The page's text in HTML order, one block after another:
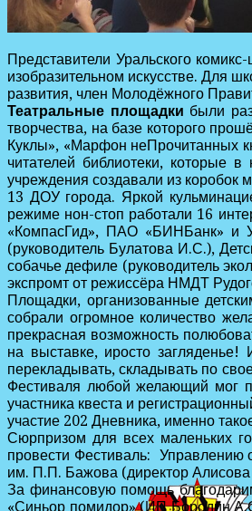
Представители Уральского
изобразительном искусстве. Для
развития, член Молодёжного
Театральные площадки были
творчества, на базе которого
Куклы», «Марфон неПрочитанных
читателей библиотеки, которые
учреждения создавали из коробок
13 ДОУ города. Яркой
режиме нон-стоп работали 16
«КомпасГид», ПАО «БИНБанк» и
(руководитель Булатова И.С.),
собачье дефиле (руководитель
экспромт от режиссёра НМДТ
Площадки, организованные
собрали огромное количество
прекрасная возможность
на выставке, иросто
перекладывать, складывать по
Фестиваля любой желающий мог
участника квеста и
участие 202 Дневника, именно
Сюрпризом для всех маленьких
провести Фестиваль:
им. П.П. Бажова (директор Алисова
За финансовую помощь
«Синьор помидор» (ИП Бородин